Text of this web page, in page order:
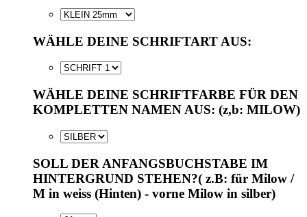
WÄHLE DEINE SCHRIFTART AUS:
WÄHLE DEINE SCHRIFTFARBE FÜR DEN
KOMPLETTEN NAMEN AUS: (z,b: MILOW)
SOLL DER ANFANGSBUCHSTABE IM
HINTERGRUND STEHEN?( z.B: für Milow /
M in weiss (Hinten) - vorne Milow in silber)